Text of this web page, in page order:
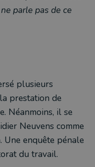
parle pas de ce
plusieurs
prestation de
Néanmoins, il se
Neuvens comme
Une enquête pénale
du travail.